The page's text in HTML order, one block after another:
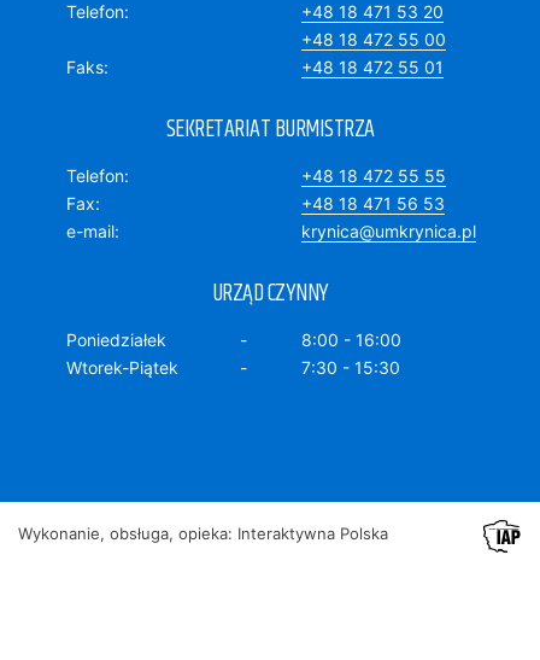
Telefon
+48 18 471 53 20
+48 18 472 55 00
Faks
+48 18 472 55 01
SEKRETARIAT BURMISTRZA
Telefon
+48 18 472 55 55
Fax
+48 18 471 56 53
e-mail
krynica@umkrynica.pl
URZĄD CZYNNY
Poniedziałek
8:00 - 16:00
Wtorek-Piątek
7:30 - 15:30
Wykonanie, obsługa, opieka: Interaktywna Polska